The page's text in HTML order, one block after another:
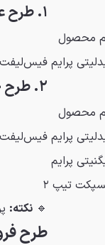
۱. طرح عادی (فیدلیتی پرایم)
محصول
پرایم فیس‌لیفت
۲. طرح حمایت از خانواده و جوانی جمعیت و جایگزینی خودروهای فرسوده
محصول
پرایم فیس‌لیفت
پرایم
تیپ ۲
🔹نکته:
طرح